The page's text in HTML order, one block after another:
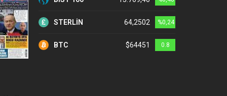
STERLİN 64,2502 %0,24
BTC $64451 0.8